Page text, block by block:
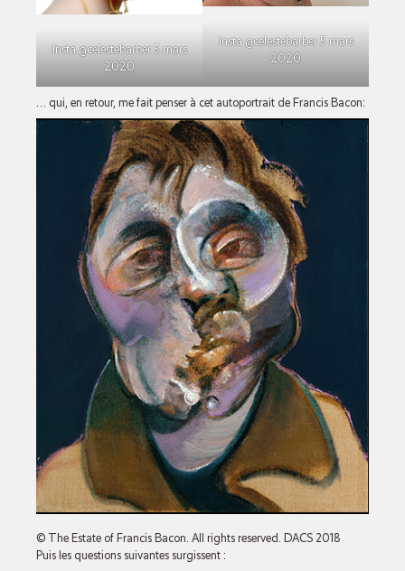
Insta @celestebarber 5 mars
2020
Insta @celestebarber 5 mars
2020
… qui, en retour, me fait penser à cet autoportrait de Francis Bacon:
© The Estate of Francis Bacon. All rights reserved. DACS 2018
Puis les questions suivantes surgissent :